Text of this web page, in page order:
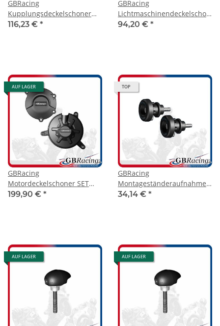
GBRacing
Kupplungsdeckelschoner
Aprilia RSV4 09-26
116,23 € *
GBRacing
Lichtmaschinendeckelschoner
Aprilia RSV4 2021-2024
94,20 € *
AUF LAGER
GBRacing
Motordeckelschoner SET
Aprilia RSV4 2021-
199,90 € *
TOP
GBRacing
Montageständeraufnahme
mit Protektor M6
34,14 € *
AUF LAGER AUF LAGER